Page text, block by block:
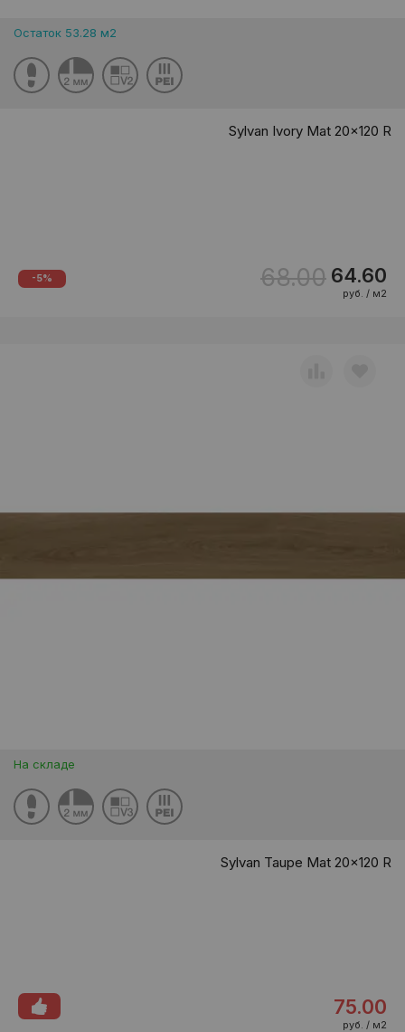
Остаток 53.28 м2
Sylvan Ivory Mat 20x120 R
-5% 68.00 64.60
руб. / м2
На складе
Sylvan Taupe Mat 20x120 R
75.00
руб. / м2